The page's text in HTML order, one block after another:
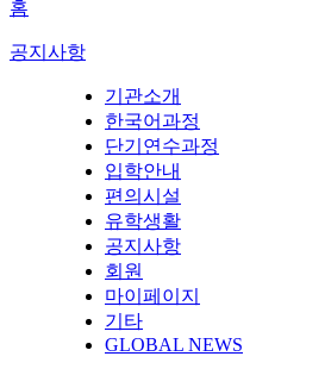
홈
공지사항
기관소개
한국어과정
단기연수과정
입학안내
편의시설
유학생활
공지사항
회원
마이페이지
기타
GLOBAL NEWS